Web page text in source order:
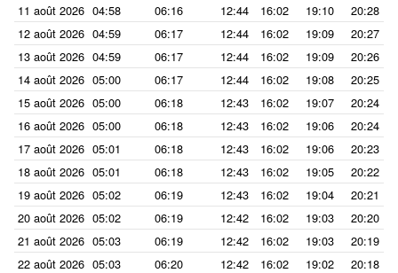
11 août 2026 04:58 06:16 12:44 16:02 19:10
20:28
12 août 2026 04:59 06:17 12:44 16:02 19:09
20:27
13 août 2026 04:59 06:17 12:44 16:02 19:09
20:26
14 août 2026 05:00 06:17 12:44 16:02 19:08
20:25
15 août 2026 05:00 06:18 12:43 16:02 19:07
20:24
16 août 2026 05:00 06:18 12:43 16:02 19:06
20:24
17 août 2026 05:01 06:18 12:43 16:02 19:06
20:23
18 août 2026 05:01 06:18 12:43 16:02 19:05
20:22
19 août 2026 05:02 06:19 12:43 16:02 19:04
20:21
20 août 2026 05:02 06:19 12:42 16:02 19:03
20:20
21 août 2026 05:03 06:19 12:42 16:02 19:03
20:19
22 août 2026 05:03 06:20 12:42 16:02 19:02
20:18